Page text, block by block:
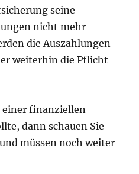
seine
nicht mehr
die Auszahlungen
weiterhin die Pflicht
einer finanziellen
dann schauen Sie
müssen noch weiter